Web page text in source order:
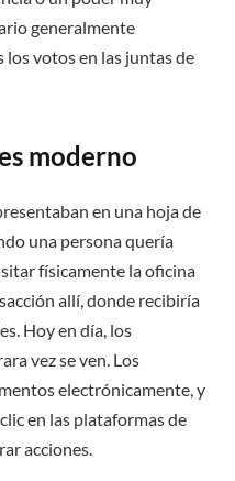
generalmente
votos en las juntas de
moderno
en una hoja de
una persona quería
físicamente la oficina
allí, donde recibiría
Hoy en día, los
vez se ven. Los
electrónicamente, y
en las plataformas de
acciones.